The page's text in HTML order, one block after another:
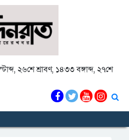
, ২৬শে শ্রাবণ, ১৪৩৩ বঙ্গাব্দ, ২৭শে